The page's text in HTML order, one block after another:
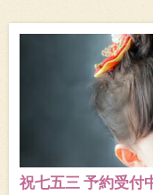
祝七五三 予約受付